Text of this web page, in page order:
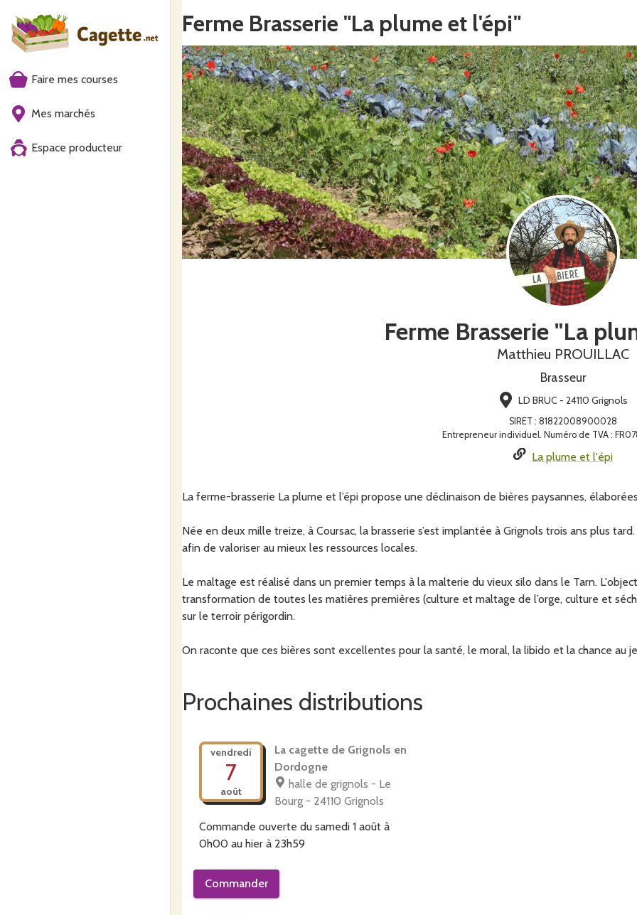
Faire mes courses
Mes marchés
Espace producteur
Ferme Brasserie "La plume et l'épi"
Ferme Brasserie "La
Matthieu PROUILLAC
Brasseur
LD BRUC - 24110 Grignols
SIRET : 81822008900028
Entrepreneur individuel. Numéro de TVA :
La plume et l'épi
La ferme-brasserie La plume et l’épi propose une déclinaison de bières paysannes,
Née en deux mille treize, à Coursac, la brasserie s’est implantée à Grignols trois ans plus
afin de valoriser au mieux les ressources locales.
Le maltage est réalisé dans un premier temps à la malterie du vieux silo dans le Tarn.
transformation de toutes les matières premières (culture et maltage de l’orge, culture et
sur le terroir périgordin.
On raconte que ces bières sont excellentes pour la santé, le moral, la libido et la chance au
Prochaines distributions
vendredi
7
août
La cagette de Grignols en
Dordogne
halle de grignols - Le
Bourg - 24110 Grignols
Commande ouverte du samedi 1 août à
0h00 au hier à 23h59
Commander